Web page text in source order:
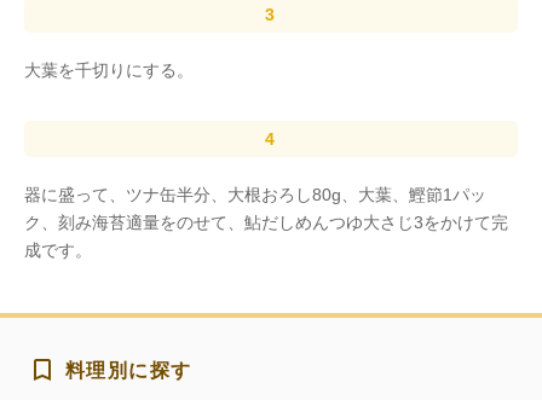
大葉を千切りにする。
器に盛って、ツナ缶半分、大根おろし80g、大葉、鰹節1パッ
ク、刻み海苔適量をのせて、鮎だしめんつゆ大さじ3をかけて完
成です。
料理別に探す